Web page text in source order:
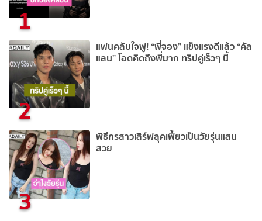
1
2
แฟนคลับใจฟู! “พี่จอง” แข็งแรงดีแล้ว “คัล
แลน” โอดคิดถึงพี่มาก ทริปคู่เร็วๆ นี้
3
พิธีกรสาวเสิร์ฟลุคเฟี้ยวเป็นวัยรุ่นแสน
สวย